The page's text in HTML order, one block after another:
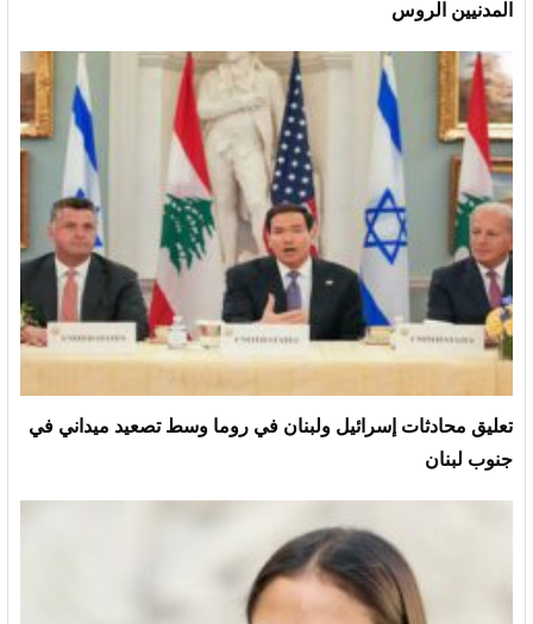
المدنيين الروس
تعليق محادثات إسرائيل ولبنان في روما وسط تصعيد ميداني في
جنوب لبنان